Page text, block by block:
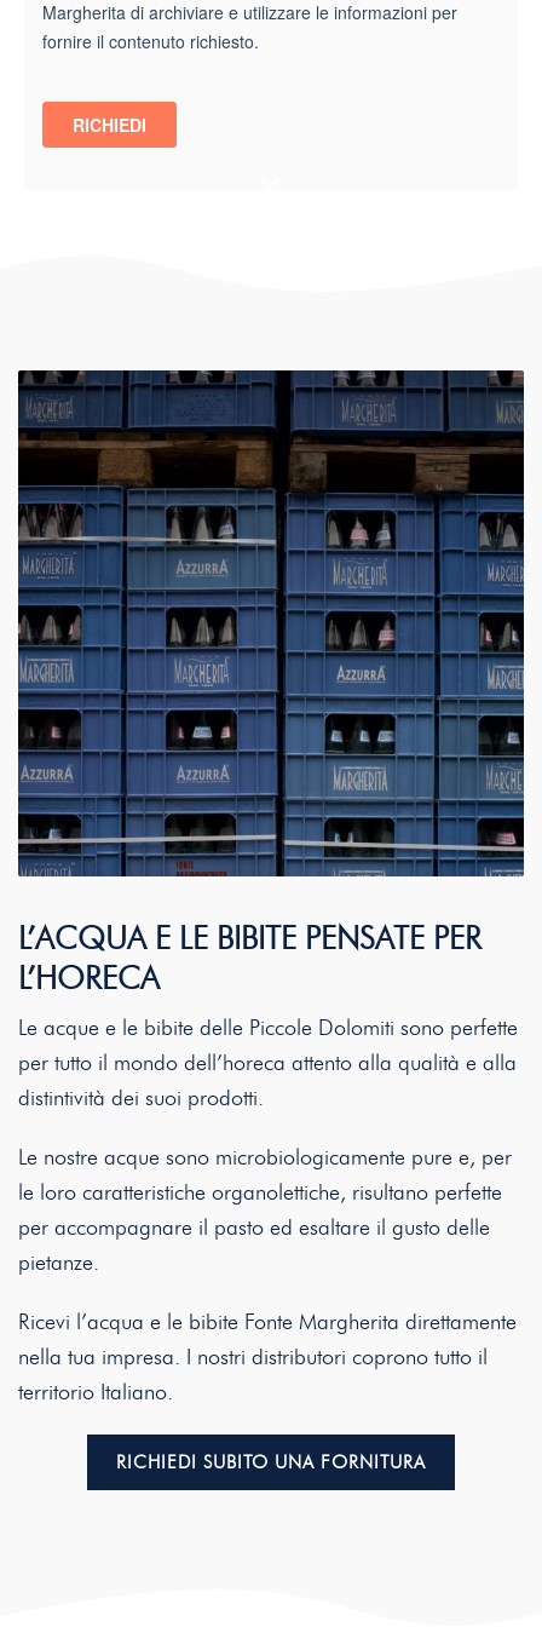
L’ACQUA E LE BIBITE PENSATE PER
L’HORECA
Le acque e le bibite delle Piccole Dolomiti sono perfette
per tutto il mondo dell’horeca attento alla qualità e alla
distintività dei suoi prodotti.
Le nostre acque sono microbiologicamente pure e, per
le loro caratteristiche organolettiche, risultano perfette
per accompagnare il pasto ed esaltare il gusto delle
pietanze.
Ricevi l’acqua e le bibite Fonte Margherita direttamente
nella tua impresa. I nostri distributori coprono tutto il
territorio Italiano.
RICHIEDI SUBITO UNA FORNITURA